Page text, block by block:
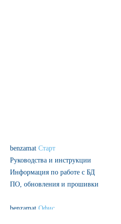
benzamat Старт
Руководства и инструкции
Информация по работе с БД
ПО, обновления и прошивки
benzamat Офис